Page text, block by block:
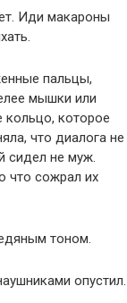
Иди макароны
пальцы,
мышки или
кольцо, которое
что диалога не
сидел не муж.
что сожрал их
тоном.
опустил.